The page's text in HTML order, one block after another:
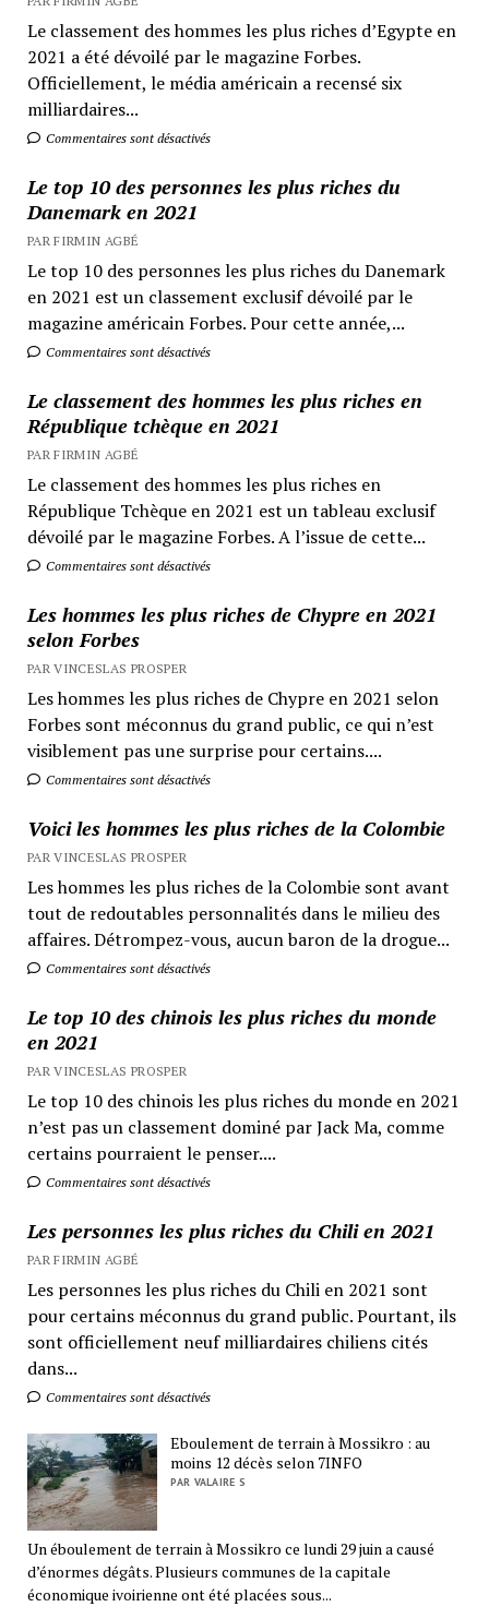
Le classement des hommes les plus riches d’Egypte en
2021 a été dévoilé par le magazine Forbes.
Officiellement, le média américain a recensé six
milliardaires...
Commentaires sont désactivés
Le top 10 des personnes les plus riches du
Danemark en 2021
PAR FIRMIN AGBÉ
Le top 10 des personnes les plus riches du Danemark
en 2021 est un classement exclusif dévoilé par le
magazine américain Forbes. Pour cette année,...
Commentaires sont désactivés
Le classement des hommes les plus riches en
République tchèque en 2021
PAR FIRMIN AGBÉ
Le classement des hommes les plus riches en
République Tchèque en 2021 est un tableau exclusif
dévoilé par le magazine Forbes. A l’issue de cette...
Commentaires sont désactivés
Les hommes les plus riches de Chypre en 2021
selon Forbes
PAR VINCESLAS PROSPER
Les hommes les plus riches de Chypre en 2021 selon
Forbes sont méconnus du grand public, ce qui n’est
visiblement pas une surprise pour certains....
Commentaires sont désactivés
Voici les hommes les plus riches de la Colombie
PAR VINCESLAS PROSPER
Les hommes les plus riches de la Colombie sont avant
tout de redoutables personnalités dans le milieu des
affaires. Détrompez-vous, aucun baron de la drogue...
Commentaires sont désactivés
Le top 10 des chinois les plus riches du monde
en 2021
PAR VINCESLAS PROSPER
Le top 10 des chinois les plus riches du monde en 2021
n’est pas un classement dominé par Jack Ma, comme
certains pourraient le penser....
Commentaires sont désactivés
Les personnes les plus riches du Chili en 2021
PAR FIRMIN AGBÉ
Les personnes les plus riches du Chili en 2021 sont
pour certains méconnus du grand public. Pourtant, ils
sont officiellement neuf milliardaires chiliens cités
dans...
Commentaires sont désactivés
Eboulement de terrain à Mossikro : au
moins 12 décès selon 7INFO
PAR VALAIRE S
Un éboulement de terrain à Mossikro ce lundi 29 juin a causé
d’énormes dégâts. Plusieurs communes de la capitale
économique ivoirienne ont été placées sous...